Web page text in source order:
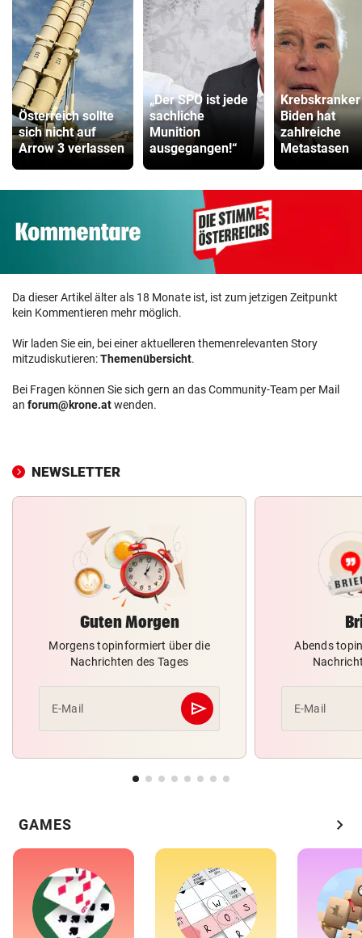
Österreich sollte
sich nicht auf
Arrow 3 verlassen
„Der SPÖ ist jede
sachliche
Munition
ausgegangen!“
Biden hat
zahlreiche
Metastasen
Da dieser Artikel älter als 18 Monate ist, ist zum jetzigen Zeitpunkt
kein Kommentieren mehr möglich.
Wir laden Sie ein, bei einer aktuelleren themenrelevanten Story
mitzudiskutieren:Themenübersicht.
Bei Fragen können Sie sich gern an das Community-Team per Mail
an forum@krone.atwenden.
NEWSLETTER
Guten Morgen
Morgens topinformiert über die
Nachrichten des Tages
E-Mail send
Abschicken
Abends
E-Mail
GAMES chevron_right